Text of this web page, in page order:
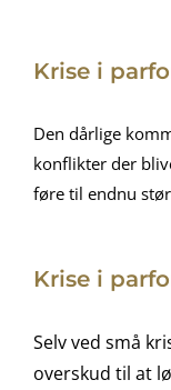
Krise i
Den dårlige
konflikter der
føre til endnu
Krise i
Selv ved små
overskud til at